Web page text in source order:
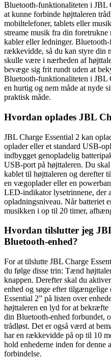
Bluetooth-funktionaliteten i JBL
at kunne forbinde højttaleren
mobiltelefoner, tablets eller
streame musik fra din
kabler eller ledninger.
rækkevidde, så du kan styre din
skulle være i nærheden af
bevæge sig frit rundt uden at
Bluetooth-funktionaliteten i JBL
en hurtig og nem måde at nyde
praktisk måde.
Hvordan oplades JBL
JBL Charge Essential 2 kan
oplader eller et standard USB-
indbygget genopladelig
USB-port på højttaleren. Du
kablet til højttaleren og derefter
en vægoplader eller en
LED-indikator lysetrinnene, der
opladningsniveau. Når batteriet
musikken i op til 20 timer,
Hvordan tilslutter jeg
Bluetooth-enhed?
For at tilslutte JBL Charge
du følge disse trin: Tænd
knappen. Derefter skal du
enhed og søge efter
Essential 2” på listen over
højttaleren en lyd for at
din Bluetooth-enhed forbundet,
trådløst. Det er også værd at
har en rækkevidde på op til 10
hold enhederne inden for denne
forbindelse.